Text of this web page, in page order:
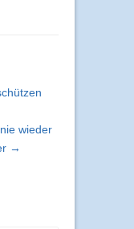
wieder
→